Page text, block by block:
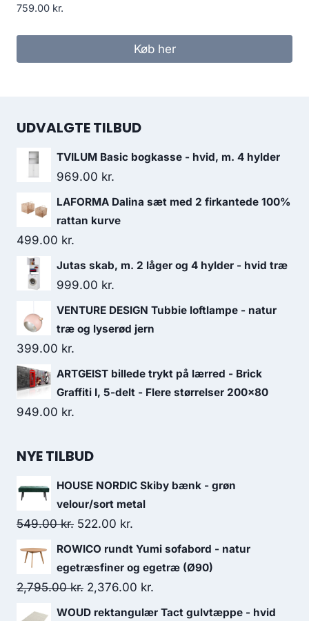
759.00 kr.
Køb her
UDVALGTE TILBUD
TVILUM Basic bogkasse - hvid, m. 4 hylder
969.00 kr.
LAFORMA Dalina sæt med 2 firkantede 100%
rattan kurve
499.00 kr.
Jutas skab, m. 2 låger og 4 hylder - hvid træ
999.00 kr.
VENTURE DESIGN Tubbie loftlampe - natur
træ og lyserød jern
399.00 kr.
ARTGEIST billede trykt på lærred - Brick
Graffiti I, 5-delt - Flere størrelser 200x80
949.00 kr.
NYE TILBUD
HOUSE NORDIC Skiby bænk - grøn
velour/sort metal
549.00kr. 522.00 kr.
ROWICO rundt Yumi sofabord - natur
egetræsfiner og egetræ (Ø90)
2,795.00kr. 2,376.00 kr.
WOUD rektangulær Tact gulvtæppe - hvid